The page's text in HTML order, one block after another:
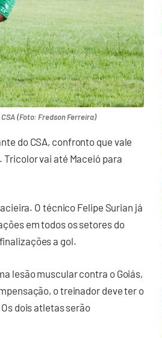
(Foto: Fredson Ferreira)
do CSA, confronto que vale
Tricolor vai até Maceió para
O técnico Felipe Surian já
em todos os setores do
a gol.
lesão muscular contra o Goiás,
o treinador deve ter o
dois atletas serão